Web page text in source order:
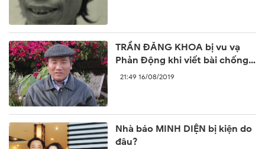
TRẦN ĐĂNG KHOA bị vu vạ
Phản Động khi viết bài chống
lại sự ngang ngược của Trung
21:49 16/08/2019
Nhà báo MINH DIỆN bị kiện do
đâu?